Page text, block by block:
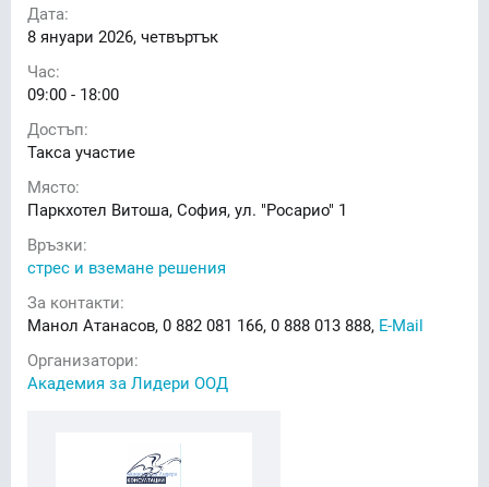
Дата:
8 януари 2026, четвъртък
Час:
09:00 - 18:00
Достъп:
Такса участие
Място:
Паркхотел Витоша, София, ул. "Росарио" 1
Връзки:
стрес и вземане решения
За контакти:
Манол Атанасов, 0 882 081 166, 0 888 013 888, E-Mail
Организатори:
Академия за Лидери ООД